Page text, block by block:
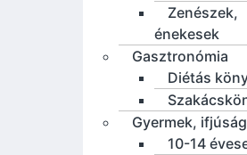
Zenészek,
énekesek
Gasztronómia
Diétás
Gyermek,
10-14